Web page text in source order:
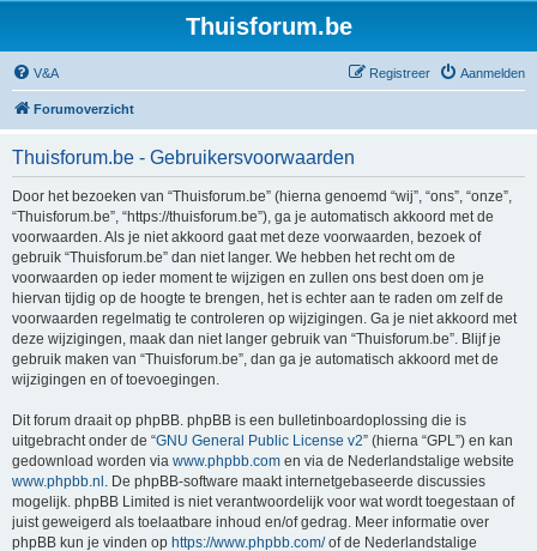
Thuisforum.be
V&A Aanmelden
Registreer
Forumoverzicht
Thuisforum.be - Gebruikersvoorwaarden
Door het bezoeken van “Thuisforum.be” (hierna genoemd “wij”, “ons”, “onze”,
“Thuisforum.be”, “https://thuisforum.be”), ga je automatisch akkoord met de
voorwaarden. Als je niet akkoord gaat met deze voorwaarden, bezoek of
gebruik “Thuisforum.be” dan niet langer. We hebben het recht om de
voorwaarden op ieder moment te wijzigen en zullen ons best doen om je
hiervan tijdig op de hoogte te brengen, het is echter aan te raden om zelf de
voorwaarden regelmatig te controleren op wijzigingen. Ga je niet akkoord met
deze wijzigingen, maak dan niet langer gebruik van “Thuisforum.be”. Blijf je
gebruik maken van “Thuisforum.be”, dan ga je automatisch akkoord met de
wijzigingen en of toevoegingen.
Dit forum draait op phpBB. phpBB is een bulletinboardoplossing die is
uitgebracht onder de “GNU General Public License v2” (hierna “GPL”) en kan
gedownload worden via www.phpbb.com en via de Nederlandstalige website
www.phpbb.nl . De phpBB-software maakt internetgebaseerde discussies
mogelijk. phpBB Limited is niet verantwoordelijk voor wat wordt toegestaan of
juist geweigerd als toelaatbare inhoud en/of gedrag. Meer informatie over
phpBB kun je vinden op https://www.phpbb.com/of de Nederlandstalige